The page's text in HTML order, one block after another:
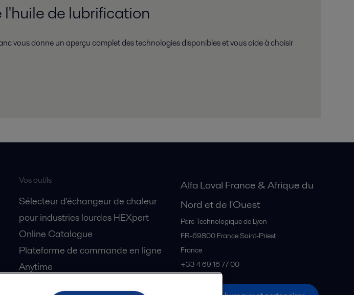
de lubrification
vous donne un aperçu complet des technologies disponibles et vous aide à choisir
Vos outils
Sélecteur d'échangeur de chaleur
pour industries lourdes HEXpert
Online Catalogue
Plateforme de commande en ligne
Anytime
Alfa Laval France & Afrique du
Nord et de l'Ouest
Parc Technologique de Lyon
FR-69800 France Saint-Priest
France
+33 4 69 16 77 00